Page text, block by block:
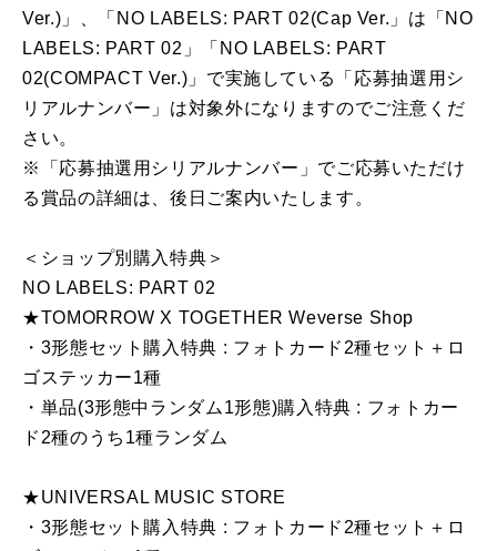
Ver.)」、「NO LABELS: PART 02(Cap Ver.」は「NO
LABELS: PART 02」「NO LABELS: PART
02(COMPACT Ver.)」で実施している「応募抽選用シ
リアルナンバー」は対象外になりますのでご注意くだ
さい。
※「応募抽選用シリアルナンバー」でご応募いただけ
る賞品の詳細は、後日ご案内いたします。
＜ショップ別購入特典＞
NO LABELS: PART 02
★TOMORROW X TOGETHER Weverse Shop
・3形態セット購入特典 : フォトカード2種セット＋ロ
ゴステッカー1種
・単品(3形態中ランダム1形態)購入特典 : フォトカー
ド2種のうち1種ランダム
★UNIVERSAL MUSIC STORE
・3形態セット購入特典 : フォトカード2種セット＋ロ